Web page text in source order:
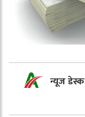
न्यूज डेस्क